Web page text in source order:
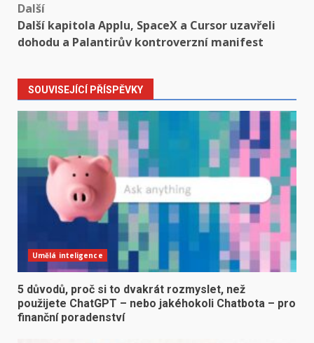
Další
Další kapitola Applu, SpaceX a Cursor uzavřeli
dohodu a Palantirův kontroverzní manifest
SOUVISEJÍCÍ PŘÍSPĚVKY
Umělá inteligence
5 důvodů, proč si to dvakrát rozmyslet, než
použijete ChatGPT – nebo jakéhokoli Chatbota – pro
finanční poradenství